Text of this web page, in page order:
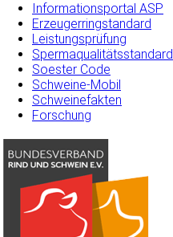
Informationsportal ASP
Erzeugerringstandard
Leistungsprüfung
Spermaqualitätsstandard
Soester Code
Schweine-Mobil
Schweinefakten
Forschung